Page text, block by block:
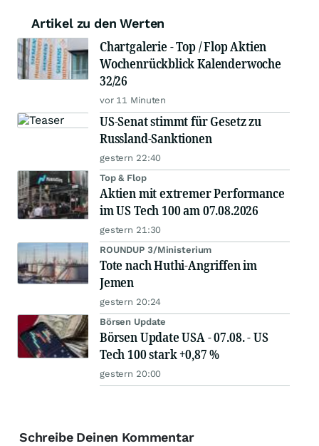
Artikel zu den Werten
Chartgalerie - Top / Flop Aktien
Wochenrückblick Kalenderwoche
32/26
vor 11 Minuten
US-Senat stimmt für Gesetz zu
Russland-Sanktionen
gestern 22:40
Top & Flop
Aktien mit extremer Performance
im US Tech 100 am 07.08.2026
gestern 21:30
ROUNDUP 3/Ministerium
Tote nach Huthi-Angriffen im
Jemen
gestern 20:24
Börsen Update
Börsen Update USA - 07.08. - US
Tech 100 stark +0,87 %
gestern 20:00
Schreibe Deinen Kommentar